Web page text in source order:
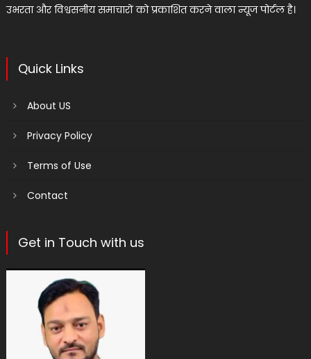
उभरता और विश्वसनीय समाचारों को प्रकाशित करने वाला न्यूज पोर्टल है।
Quick Links
About US
Privacy Policy
Terms of Use
Contact
Get in Touch with us